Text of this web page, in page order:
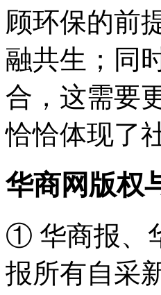
顾环保的前
融共生；同
合，这需要
恰恰体现了
华商网版权
① 华商报、
报所有自采